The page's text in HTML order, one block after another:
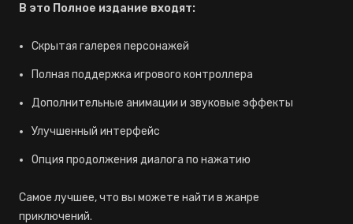
В это Полное издание входят:
Скрытая галерея персонажей
Полная поддержка игрового контроллера
Дополнительные анимации и звуковые эффекты
Улучшенный интерфейс
Опция продолжения диалога по нажатию
Самое лучшее, что вы можете найти в жанре
приключений.